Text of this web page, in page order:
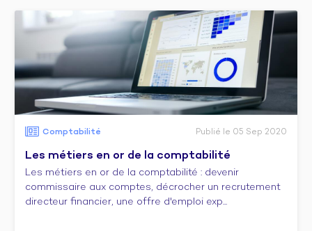
Comptabilité Publié le 05 Sep 2020
Les métiers en or de la comptabilité
Les métiers en or de la comptabilité : devenir
commissaire aux comptes, décrocher un recrutement
directeur financier, une offre d'emploi exp...